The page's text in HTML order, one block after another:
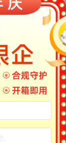
电商分账系统重要吗，平台应该如何选择分账服务商呢？ 栏目：猫簿百科
者之间形成交易闭
题，不然即使是业
电商分账系统到底
大家介绍一下。
2022-07-25
前央行分析师：1500字讲透电商平台二清的解决方法 栏目：行业看点
差的中小平台又是